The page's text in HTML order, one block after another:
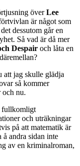
överLee
är något som
dessutom går en
Så vad är då mer
Despair och låta en
att jag skulle glädja
så kommer
och nu.
fullkomligt
och uträkningar
på att matematik är
å andra sidan inte
av en kriminalroman,